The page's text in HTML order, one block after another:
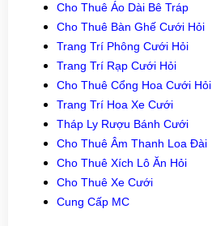
Cho Thuê Áo Dài Bê Tráp
Cho Thuê Bàn Ghế Cưới Hỏi
Trang Trí Phông Cưới Hỏi
Trang Trí Rạp Cưới Hỏi
Cho Thuê Cổng Hoa Cưới Hỏi
Trang Trí Hoa Xe Cưới
Tháp Ly Rượu Bánh Cưới
Cho Thuê Âm Thanh Loa Đài
Cho Thuê Xích Lô Ăn Hỏi
Cho Thuê Xe Cưới
Cung Cấp MC